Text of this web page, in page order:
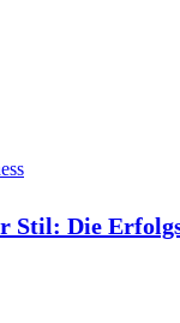
Stil: Die